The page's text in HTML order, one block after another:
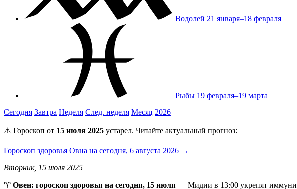
Водолей 21 января–18 февраля
Рыбы 19 февраля–19 марта
Сегодня Завтра Неделя След. неделя Месяц 2026
⚠️ Гороскоп от 15 июля 2025 устарел. Читайте актуальный прогноз:
Гороскоп здоровья Овна на сегодня, 6 августа 2026 →
Вторник, 15 июля 2025
♈️ Овен: гороскоп здоровья на сегодня, 15 июля — Мидии в 13:00 укрепят